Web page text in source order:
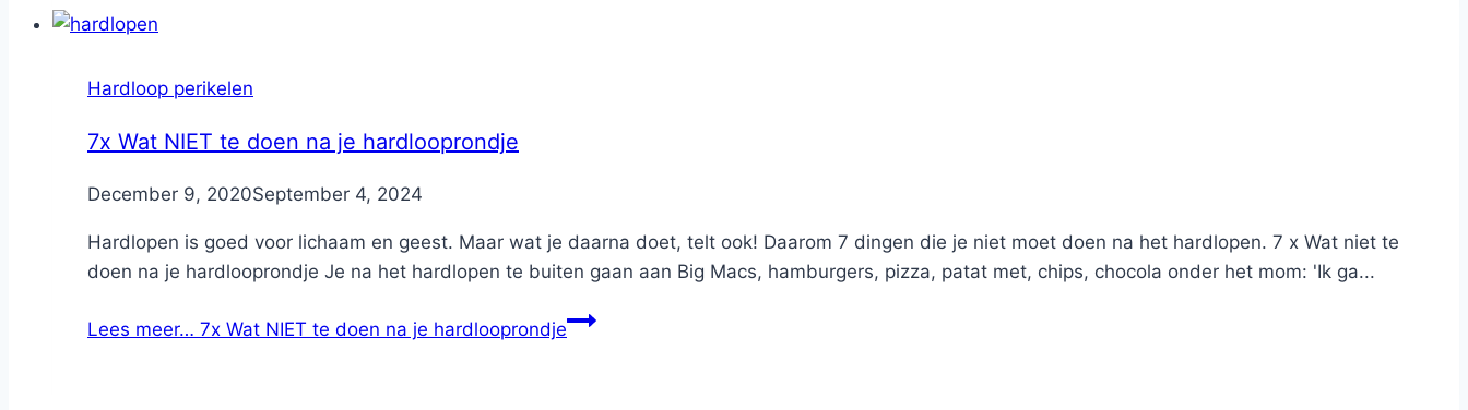
Hardloop perikelen
7x Wat NIET te doen na je hardlooprondje
ByNicole
December 9, 2020September 4, 2024
Hardlopen is goed voor lichaam en geest. Maar wat je daarna doet, telt ook! Daarom 7 dingen die je niet moet doen na het hardlopen. 7 x Wat niet te
doen na je hardlooprondje Je na het hardlopen te buiten gaan aan Big Macs, hamburgers, pizza, patat met, chips, chocola onder het mom: 'Ik ga...
Lees meer… 7x Wat NIET te doen na je hardlooprondje